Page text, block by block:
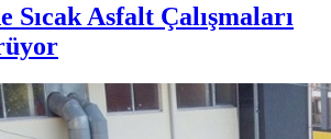
Sıcak Asfalt Çalışmaları